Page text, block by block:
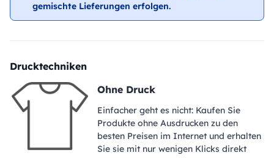
gemischte Lieferungen erfolgen.
Drucktechniken
Ohne Druck
Einfacher geht es nicht: Kaufen Sie
Produkte ohne Ausdrucken zu den
besten Preisen im Internet und erhalten
Sie sie mit nur wenigen Klicks direkt